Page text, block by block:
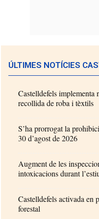
ÚLTIMES NOTÍCIES
Castelldefels implementa
recollida de roba i tèxtils
S’ha prorrogat la
30 d’agost de 2026
Augment de les
intoxicacions durant
Castelldefels activada en
forestal